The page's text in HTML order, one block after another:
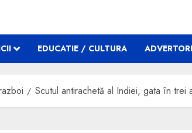
EDUCATIE / CULTURA
Scutul antirachetă al Indiei, gata în trei